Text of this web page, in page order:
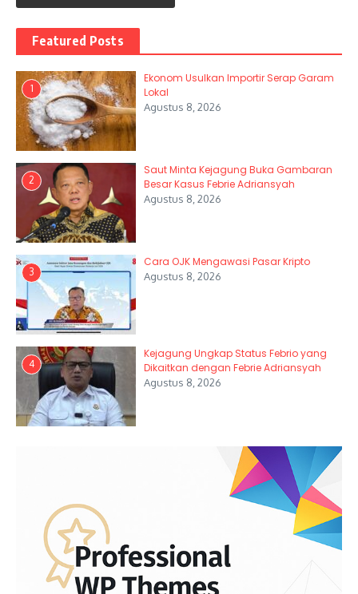
Featured Posts
1
Ekonom Usulkan Importir Serap Garam
Lokal
Agustus 8, 2026
2
Saut Minta Kejagung Buka Gambaran
Besar Kasus Febrie Adriansyah
Agustus 8, 2026
3
Cara OJK Mengawasi Pasar Kripto
Agustus 8, 2026
4
Kejagung Ungkap Status Febrio yang
Dikaitkan dengan Febrie Adriansyah
Agustus 8, 2026